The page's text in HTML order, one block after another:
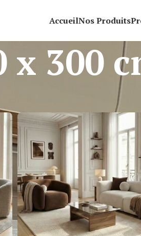
AccueilNos Produits
x 300